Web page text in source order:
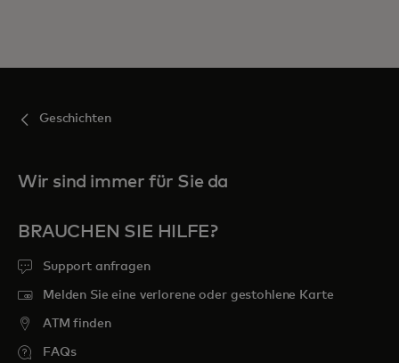
Geschichten
Wir sind immer für Sie da
BRAUCHEN SIE HILFE?
Support anfragen
Melden Sie eine verlorene oder gestohlene Karte
ATM finden
FAQs